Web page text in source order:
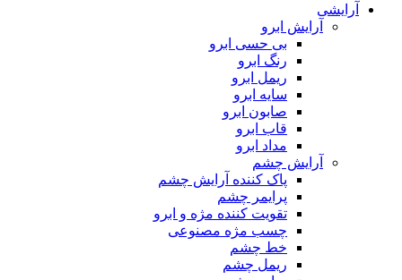
آرایشی
آرایش ابرو
بی حسی ابرو
رنگ ابرو
ریمل ابرو
سایه ابرو
صابون ابرو
قاب ابرو
مداد ابرو
آرایش چشم
پاک کننده آرایش چشم
پرایمر چشم
تقویت کننده مژه و ابرو
چسب مژه مصنوعی
خط چشم
ریمل چشم